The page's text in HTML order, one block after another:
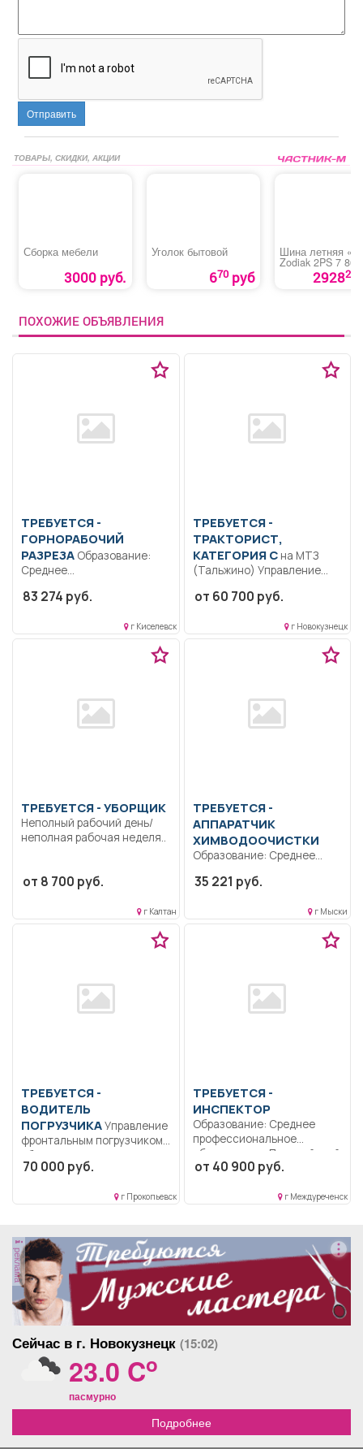
Отправить
ТОВАРЫ, СКИДКИ, АКЦИИ
Сборка мебели
3000 руб.
Уголок бытовой
670руб
Шина летняя
Zodiak 2PS 7
292820
ПОХОЖИЕ ОБЪЯВЛЕНИЯ
ТРЕБУЕТСЯ -
ГОРНОРАБОЧИЙ
РАЗРЕЗА
Среднее
образование.. Выполнение
технологических...
83 274 руб.
г Киселевск
ТРЕБУЕТСЯ -
ТРАКТОРИСТ,
КАТЕГОРИЯ Сна МТЗ
(Тальжино) Управление
средством (МТЗ) в
от 60 700 руб.
г Новокузнецк
ТРЕБУЕТСЯ - УБОРЩИК
Неполный рабочий день/
неполная рабочая неделя..
от 8 700 руб.
г Калтан
ТРЕБУЕТСЯ -
АППАРАТЧИК
ХИМВОДООЧИСТКИ
Образование: Среднее
образование..
контроль за параметрами...
35 221 руб.
г Мыски
ТРЕБУЕТСЯ -
ВОДИТЕЛЬ
ПОГРУЗЧИКА
фронтальным погрузчиком,
обеспечивать
бесперебойную работу и
70 000 руб.
г Прокопьевск
ТРЕБУЕТСЯ -
ИНСПЕКТОР
Образование: Среднее
профессиональное
образование.. Полицейский
патрульно-постовой
от 40 900 руб.
г Междуреченск
реклама
Сейчас в г. Новокузнецк (15:02)
23.0 Co
пасмурно
Подробнее